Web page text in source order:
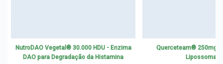
NutroDAO Vegetal® 30.000 HDU - Enzima
DAO para Degradação da Histamina
Querceteam® 250mg -
Lipossomada